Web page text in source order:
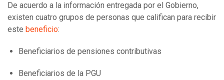
De acuerdo a la información entregada por el Gobierno,
existen cuatro grupos de personas que califican para recibir
este beneficio:
Beneficiarios de pensiones contributivas
Beneficiarios de la PGU